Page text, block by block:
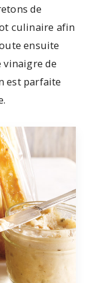
de
culinaire afin
ensuite
de
est parfaite